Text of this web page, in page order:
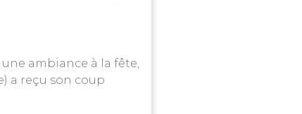
une ambiance à la fête,
a reçu son coup